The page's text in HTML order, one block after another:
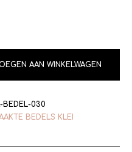
AAN WINKELWAGEN
BEDEL-030
BEDELS KLEI